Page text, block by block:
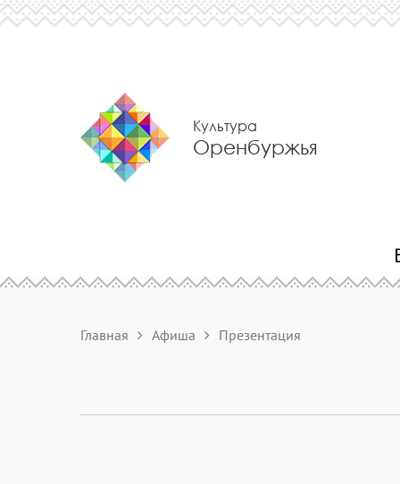
Культура
Оренбуржья
Главная Афиша Презентация